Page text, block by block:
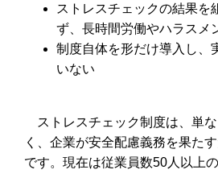
ストレスチェックの結果を
ず、長時間労働やハラスメ
制度自体を形だけ導入し、
いない
ストレスチェック制度は、単
く、企業が安全配慮義務を果た
です。現在は従業員数50人以上